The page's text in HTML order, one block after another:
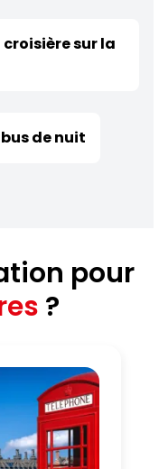
croisière sur la
de nuit
pour
?